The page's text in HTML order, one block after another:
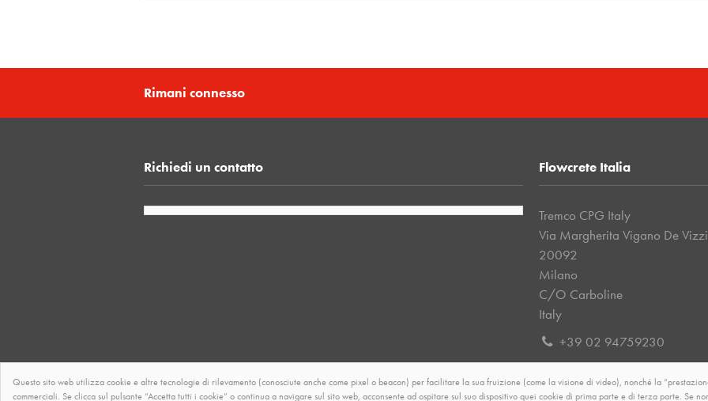
Questo sito web utilizza cookie e altre tecnologie di rilevamento (conosciute anche come pixel o beacon) per facilitare la sua fruizione (come la visione di video), nonché la
commerciali. Se clicca sul pulsante “Accetta tutti i cookie” o continua a navigare sul sito web, acconsente ad ospitare sul suo dispositivo quei cookie di prima parte e di terza parte. Se
Rimani connesso
Richiedi un contatto Flowcrete Italia
Tremco CPG Italy
Via Margherita Vigano De
20092
Milano
C/O Carboline
Italy
+39 02 94759230